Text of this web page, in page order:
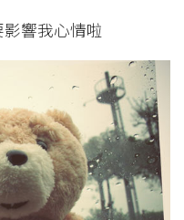
響我心情啦